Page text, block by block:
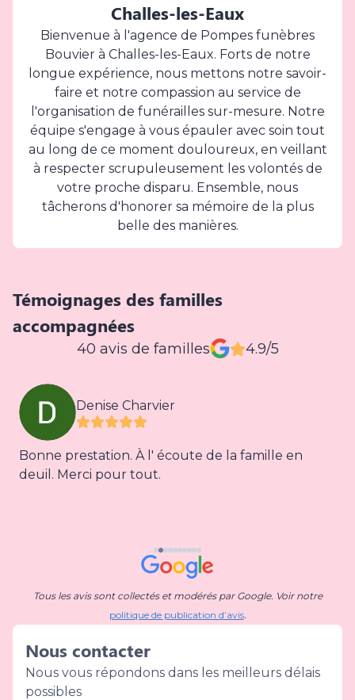
Challes-les-Eaux
Bienvenue à l'agence de Pompes funèbres
Bouvier à Challes-les-Eaux. Forts de notre
longue expérience, nous mettons notre savoir-
faire et notre compassion au service de
l'organisation de funérailles sur-mesure. Notre
équipe s'engage à vous épauler avec soin tout
au long de ce moment douloureux, en veillant
à respecter scrupuleusement les volontés de
votre proche disparu. Ensemble, nous
tâcherons d'honorer sa mémoire de la plus
belle des manières.
Témoignages des familles
accompagnées
40 avis de familles 4.9/5
Denise Charvier
Bonne prestation. À l' écoute de la famille en
deuil. Merci pour tout.
Tous les avis sont collectés et modérés par Google. Voir notre
politique de publication d’avis.
Nous contacter
Nous vous répondons dans les meilleurs délais
possibles